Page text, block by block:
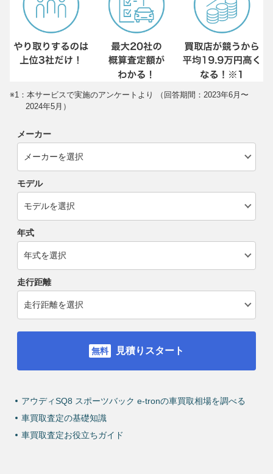
※1：本サービスで実施のアンケートより （回答期間：2023年6月〜
2024年5月）
メーカー
モデル
年式
走行距離
見積りスタート
アウディSQ8 スポーツバック e-tronの車買取相場を調べる
車買取査定の基礎知識
車買取査定お役立ちガイド